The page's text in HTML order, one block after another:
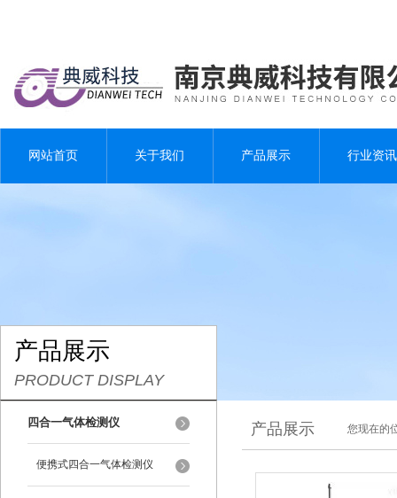
网站首页 关于我们 产品展示 行业资讯
产品展示
PRODUCT DISPLAY
四合一气体检测仪
便携式四合一气体检测仪
产品展示 您现在的